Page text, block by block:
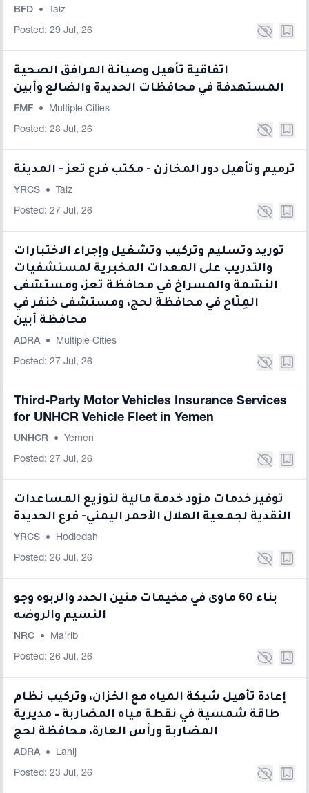
BFD • Taiz
Posted: 29 Jul, 26
اتفاقية تأهيل وصيانة المرافق الصحية
المستهدفة في محافظات الحديدة والضالع وأبين
FMF • Multiple Cities
Posted: 28 Jul, 26
ترميم وتأهيل دور المخازن - مكتب فرع تعز - المدينة
YRCS • Taiz
Posted: 27 Jul, 26
توريد وتسليم وتركيب وتشغيل وإجراء الاختبارات
والتدريب على المعدات المخبرية لمستشفيات
النشمة والمسراخ في محافظة تعز، ومستشفى
المِلّاح في محافظة لحج، ومستشفى خنفر في
محافظة أبين
ADRA • Multiple Cities
Posted: 27 Jul, 26
Third-Party Motor Vehicles Insurance Services
for UNHCR Vehicle Fleet in Yemen
UNHCR • Yemen
Posted: 27 Jul, 26
توفير خدمات مزود خدمة مالية لتوزيع المساعدات
النقدية لجمعية الهلال الأحمر اليمني- فرع الحديدة
YRCS • Hodiedah
Posted: 26 Jul, 26
بناء 60 ماوى في مخيمات منين الحدد والربوه وجو
النسيم والروضه
NRC • Ma'rib
Posted: 26 Jul, 26
إعادة تأهيل شبكة المياه مع الخزان، وتركيب نظام
طاقة شمسية في نقطة مياه المضاربة – مديرية
المضاربة ورأس العارة، محافظة لحج
ADRA • Lahij
Posted: 23 Jul, 26